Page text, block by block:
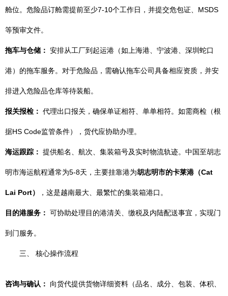
舱位。危险品订舱需提前至少7-10个工作日，并提交危包证、MSDS
等预审文件。
拖车与仓储： 安排从工厂到起运港（如上海港、宁波港、深圳蛇口
港）的拖车服务。对于危险品，需确认拖车公司具备相应资质，并安
排进入危险品仓库等待装船。
报关报检： 代理出口报关，确保单证相符、单单相符。如需商检（根
据HS Code监管条件），货代应协助办理。
海运跟踪： 提供船名、航次、集装箱号及实时物流轨迹。中国至胡志
明市海运航程通常为5-8天，主要挂靠港为胡志明市的卡莱港（Cat
Lai Port） ，这是越南最大、最繁忙的集装箱港口。
目的港服务： 可协助处理目的港清关、缴税及内陆配送事宜，实现门
到门服务。
三、 核心操作流程
咨询与确认： 向货代提供货物详细资料（品名、成分、包装、体积、